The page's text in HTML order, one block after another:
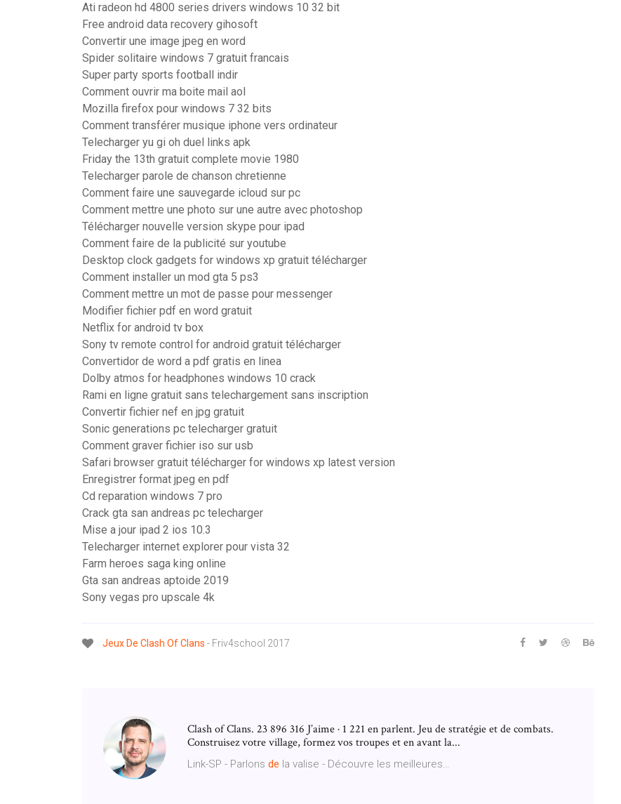
Ati radeon hd 4800 series drivers windows 10 32 bit
Free android data recovery gihosoft
Convertir une image jpeg en word
Spider solitaire windows 7 gratuit francais
Super party sports football indir
Comment ouvrir ma boite mail aol
Mozilla firefox pour windows 7 32 bits
Comment transférer musique iphone vers ordinateur
Telecharger yu gi oh duel links apk
Friday the 13th gratuit complete movie 1980
Telecharger parole de chanson chretienne
Comment faire une sauvegarde icloud sur pc
Comment mettre une photo sur une autre avec photoshop
Télécharger nouvelle version skype pour ipad
Comment faire de la publicité sur youtube
Desktop clock gadgets for windows xp gratuit télécharger
Comment installer un mod gta 5 ps3
Comment mettre un mot de passe pour messenger
Modifier fichier pdf en word gratuit
Netflix for android tv box
Sony tv remote control for android gratuit télécharger
Convertidor de word a pdf gratis en linea
Dolby atmos for headphones windows 10 crack
Rami en ligne gratuit sans telechargement sans inscription
Convertir fichier nef en jpg gratuit
Sonic generations pc telecharger gratuit
Comment graver fichier iso sur usb
Safari browser gratuit télécharger for windows xp latest version
Enregistrer format jpeg en pdf
Cd reparation windows 7 pro
Crack gta san andreas pc telecharger
Mise a jour ipad 2 ios 10.3
Telecharger internet explorer pour vista 32
Farm heroes saga king online
Gta san andreas aptoide 2019
Sony vegas pro upscale 4k
Jeux De Clash OfClans - Friv4school 2017
Clash of Clans. 23 896 316 J’aime · 1 221 en parlent. Jeu de stratégie et de combats.
Construisez votre village, formez vos troupes et en avant la...
Link-SP - Parlons de la valise - Découvre les meilleures…